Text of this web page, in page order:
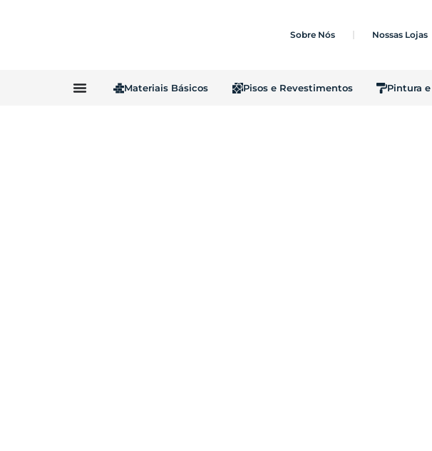
Sobre Nós Nossas Lojas
Materiais Básicos Pisos e Revestimentos Pintura